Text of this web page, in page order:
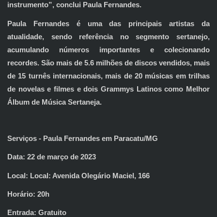
instrumento”, conclui Paula Fernandes.
Paula Fernandes é uma das principais artistas da
atualidade, sendo referência no segmento sertanejo,
acumulando números importantes e colecionando
recordes. São mais de 5.6 milhões de discos vendidos, mais
de 15 turnês internacionais, mais de 20 músicas em trilhas
de novelas e filmes e dois Grammys Latinos como Melhor
Álbum de Música Sertaneja.
Serviços - Paula Fernandes em Paracatu/MG
Data: 22 de março de 2023
Local: Local: Avenida Olegário Maciel, 166
Horário: 20h
Entrada: Gratuito